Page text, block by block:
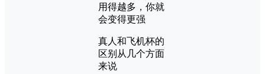
用得越多，你就
会变得更强
真人和飞机杯的
区别从几个方面
来说